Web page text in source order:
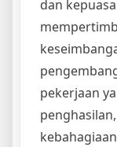
dan
pekerjaan